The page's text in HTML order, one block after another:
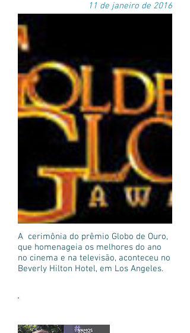
11 de janeiro de 2016
A cerimônia do prêmio Globo de Ouro,
que homenageia os melhores do ano
no cinema e na televisão, aconteceu no
Beverly Hilton Hotel, em Los Angeles.